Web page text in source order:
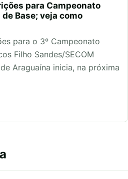
para Campeonato
Base; veja como
para o 3º Campeonato
Filho Sandes/SECOM
Araguaína inicia, na próxima